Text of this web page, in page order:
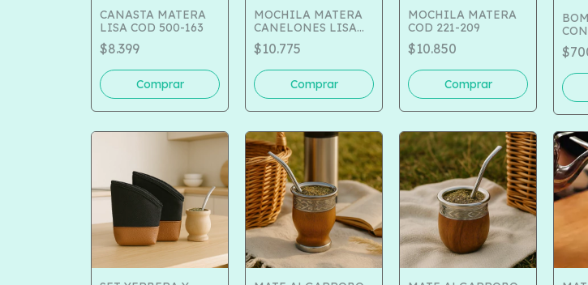
CANASTA MATERA
LISA COD 500-163
$8.399
MOCHILA MATERA
CANELONES LISA
COD 221-264
$10.775
MOCHILA MATERA
COD 221-209
$10.850